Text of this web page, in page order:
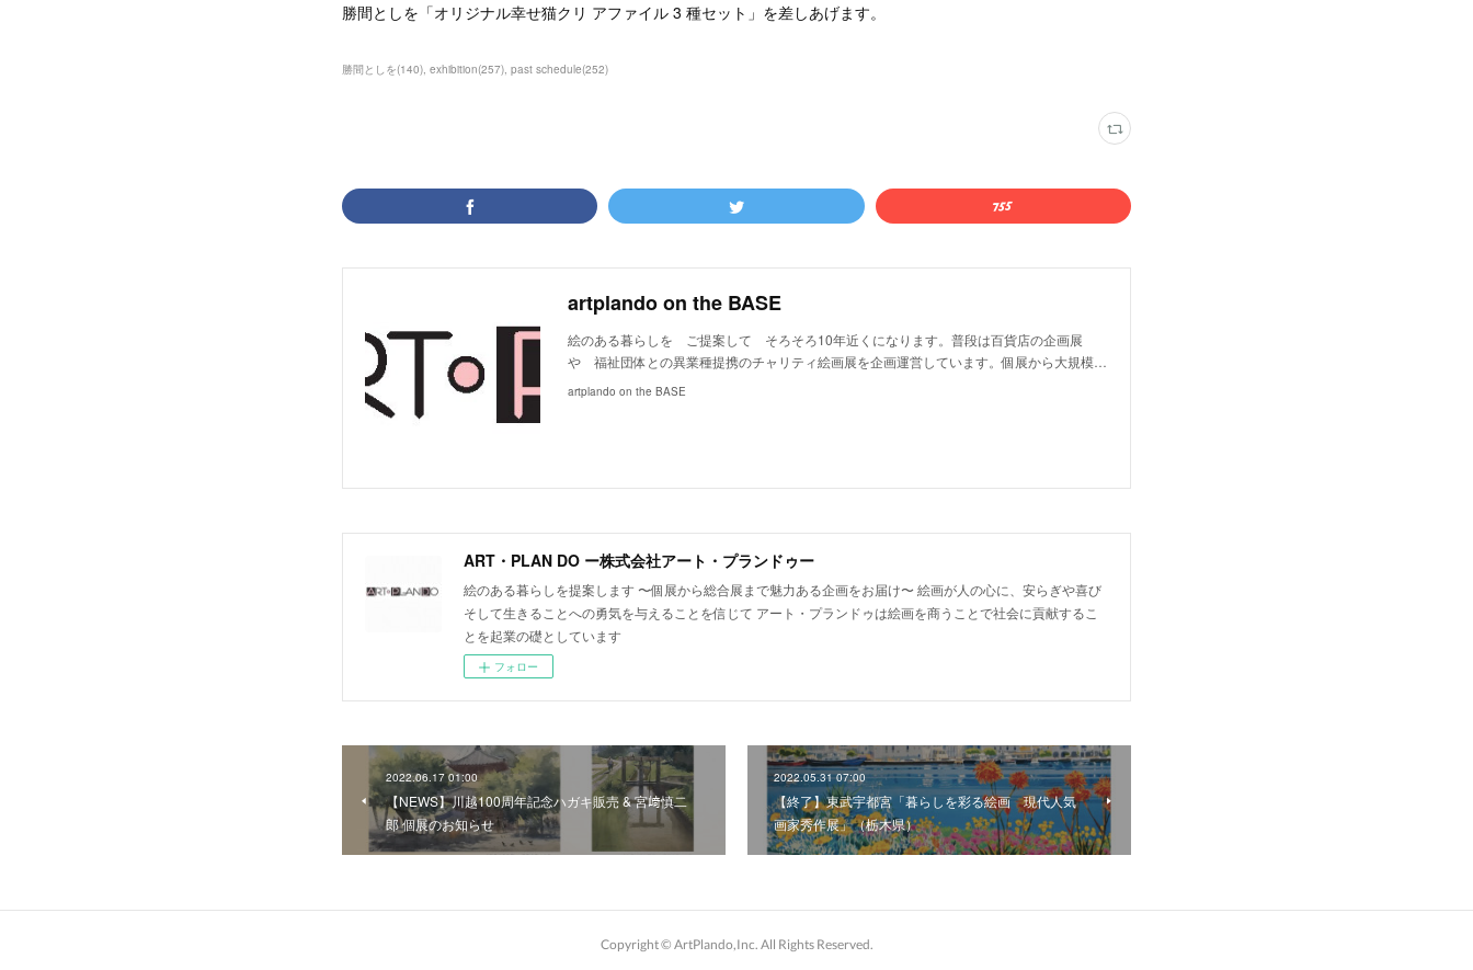
勝間としを「オリジナル幸せ猫クリ アファイル 3 種セット」を差しあげます。
勝間としを(140) exhibition(257) past schedule(252)
artplando on the BASE
絵のある暮らしを ご提案して そろそろ10年近くになります。普段は百貨店の企画展
や 福祉団体との異業種提携のチャリティ絵画展を企画運営しています。個展から大規模…
artplando on the BASE
ART・PLAN DO ー株式会社アート・プランドゥー
絵のある暮らしを提案します 〜個展から総合展まで魅力ある企画をお届け〜 絵画が人の心に、安らぎや喜び
そして生きることへの勇気を与えることを信じて アート・プランドゥは絵画を商うことで社会に貢献するこ
とを起業の礎としています
フォロー
2022.06.17 01:00
【NEWS】川越100周年記念ハガキ販売 & 宮﨑慎二
郎 個展のお知らせ
2022.05.31 07:00
【終了】東武宇都宮「暮らしを彩る絵画 現代人気
画家秀作展」（栃木県）
Copyright ©︎ ArtPlando,Inc. All Rights Reserved.